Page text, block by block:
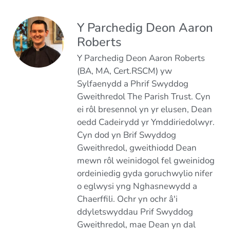
Y Parchedig Deon Aaron
Roberts
Y Parchedig Deon Aaron Roberts
(BA, MA, Cert.RSCM) yw
Sylfaenydd a Phrif Swyddog
Gweithredol The Parish Trust. Cyn
ei rôl bresennol yn yr elusen, Dean
oedd Cadeirydd yr Ymddiriedolwyr.
Cyn dod yn Brif Swyddog
Gweithredol, gweithiodd Dean
mewn rôl weinidogol fel gweinidog
ordeiniedig gyda goruchwylio nifer
o eglwysi yng Nghasnewydd a
Chaerffili. Ochr yn ochr â'i
ddyletswyddau Prif Swyddog
Gweithredol, mae Dean yn dal